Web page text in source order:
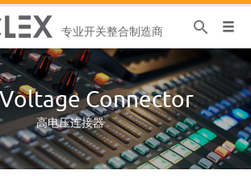
专业开关整合制造商
Connector
高电压连接器